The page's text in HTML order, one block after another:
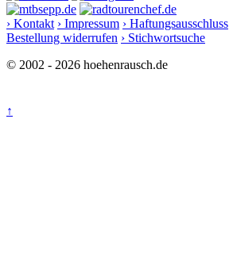
› Kontakt › Impressum › Haftungsausschluss
Bestellung widerrufen › Stichwortsuche
© 2002 - 2026 hoehenrausch.de
↑